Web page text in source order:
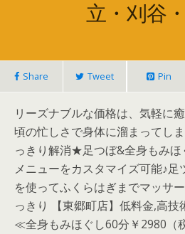
立・刈谷
Share Tweet Pin
リーズナブルな価格は、気軽に
頃の忙しさで身体に溜まってし
っきり解消★足つぼ&全身もみほ
メニューをカスタマイズ可能♪
を使ってふくらはぎまでマッサ
っきり 【東郷町店】低料金,高技
≪全身もみほぐし60分￥2980（